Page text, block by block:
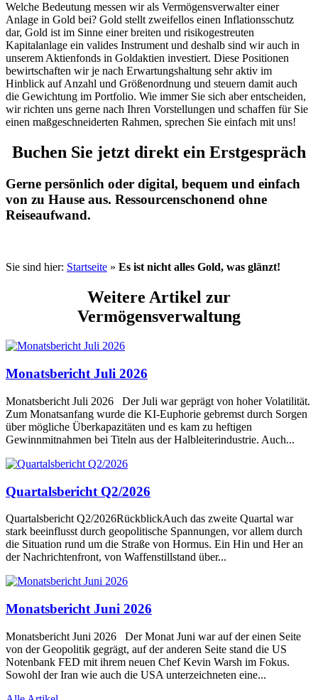
Welche Bedeutung messen wir als Vermögensverwalter einer
Anlage in Gold bei? Gold stellt zweifellos einen Inflationsschutz
dar, Gold ist im Sinne einer breiten und risikogestreuten
Kapitalanlage ein valides Instrument und deshalb sind wir auch in
unserem Aktienfonds in Goldaktien investiert. Diese Positionen
bewirtschaften wir je nach Erwartungshaltung sehr aktiv im
Hinblick auf Anzahl und Größenordnung und steuern damit auch
die Gewichtung im Portfolio. Wie immer Sie sich aber entscheiden,
wir richten uns gerne nach Ihren Vorstellungen und schaffen für Sie
einen maßgeschneiderten Rahmen, sprechen Sie einfach mit uns!
Buchen Sie jetzt direkt ein Erstgespräch
Gerne persönlich oder digital, bequem und einfach
von zu Hause aus. Ressourcenschonend ohne
Reiseaufwand.
Sie sind hier: Startseite » Es ist nicht alles Gold, was glänzt!
Weitere Artikel zur
Vermögensverwaltung
Monatsbericht Juli 2026
Monatsbericht Juli 2026 Der Juli war geprägt von hoher Volatilität.
Zum Monatsanfang wurde die KI-Euphorie gebremst durch Sorgen
über mögliche Überkapazitäten und es kam zu heftigen
Gewinnmitnahmen bei Titeln aus der Halbleiterindustrie. Auch...
Quartalsbericht Q2/2026
Quartalsbericht Q2/2026RückblickAuch das zweite Quartal war
stark beeinflusst durch geopolitische Spannungen, vor allem durch
die Situation rund um die Straße von Hormus. Ein Hin und Her an
der Nachrichtenfront, von Waffenstillstand über...
Monatsbericht Juni 2026
Monatsbericht Juni 2026 Der Monat Juni war auf der einen Seite
von der Geopolitik gegrägt, auf der anderen Seite stand die US
Notenbank FED mit ihrem neuen Chef Kevin Warsh im Fokus.
Sowohl der Iran wie auch die USA unterzeichneten eine...